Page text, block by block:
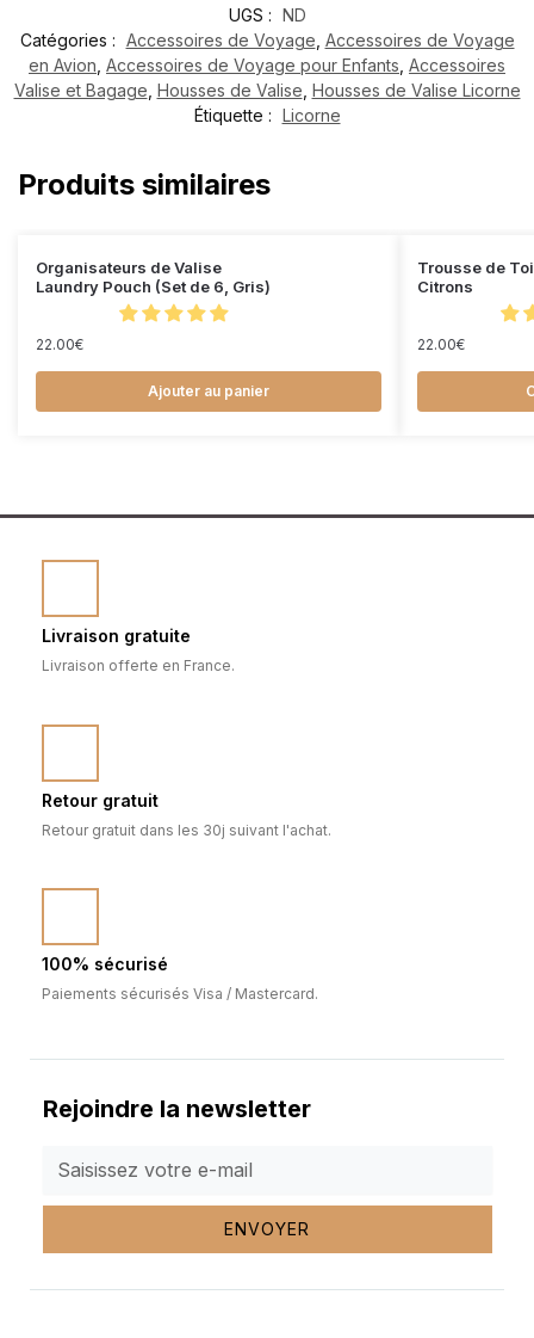
UGS : ND
Catégories : Accessoires de Voyage Accessoires de Voyage
en Avion Accessoires de Voyage pour Enfants Accessoires
Valise et Bagage Housses de Valise Housses de Valise Licorne
Étiquette : Licorne
Produits similaires
Organisateurs de Valise
Laundry Pouch (Set de 6, Gris)
22.00€
Ajouter au panier
Trousse de
Citrons
22.00€
Livraison gratuite
Livraison offerte en France.
Retour gratuit
Retour gratuit dans les 30j suivant l'achat.
100% sécurisé
Paiements sécurisés Visa / Mastercard.
Rejoindre la newsletter
ENVOYER